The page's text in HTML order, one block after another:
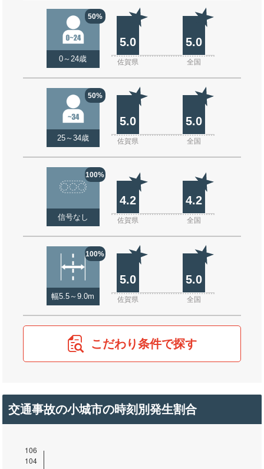
50%
0～24歳
5.0 5.0
佐賀県 全国
50%
25～34歳
5.0 5.0
佐賀県 全国
100%
信号なし
4.2 4.2
佐賀県 全国
100%
幅5.5～9.0m
5.0 5.0
佐賀県 全国
こだわり条件で探す
交通事故の小城市の時刻別発生割合